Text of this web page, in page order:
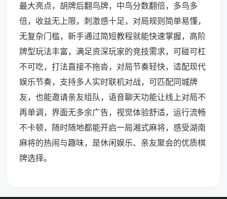
最大亮点，胡牌后翻鸟牌，中鸟分数翻倍，多鸟多
倍，收益无上限，刺激感十足，对局规则简单易懂，
无复杂门槛，新手通过简短教程就能快速掌握，高阶
牌型玩法丰富，满足资深玩家的竞技需求，可碰可杠
不可吃，打法直接不拖沓，对局节奏轻快，适配现代
娱乐节奏，支持多人实时联机对战，可匹配同城牌
友，也能邀请亲友组队，语音聊天功能让线上对局不
再单调，界面无多余广告，视觉体验舒适，运行流畅
不卡顿，随时随地都能开启一局湘式麻将，感受湖南
麻将的热闹与趣味，是休闲娱乐、亲友聚会的优质棋
牌选择。